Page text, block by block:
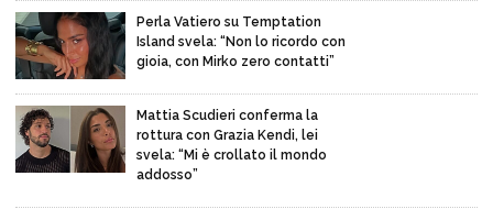
Perla Vatiero su Temptation
Island svela: “Non lo ricordo con
gioia, con Mirko zero contatti”
Mattia Scudieri conferma la
rottura con Grazia Kendi, lei
svela: “Mi è crollato il mondo
addosso”